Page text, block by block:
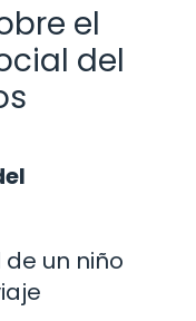
el
del
un niño